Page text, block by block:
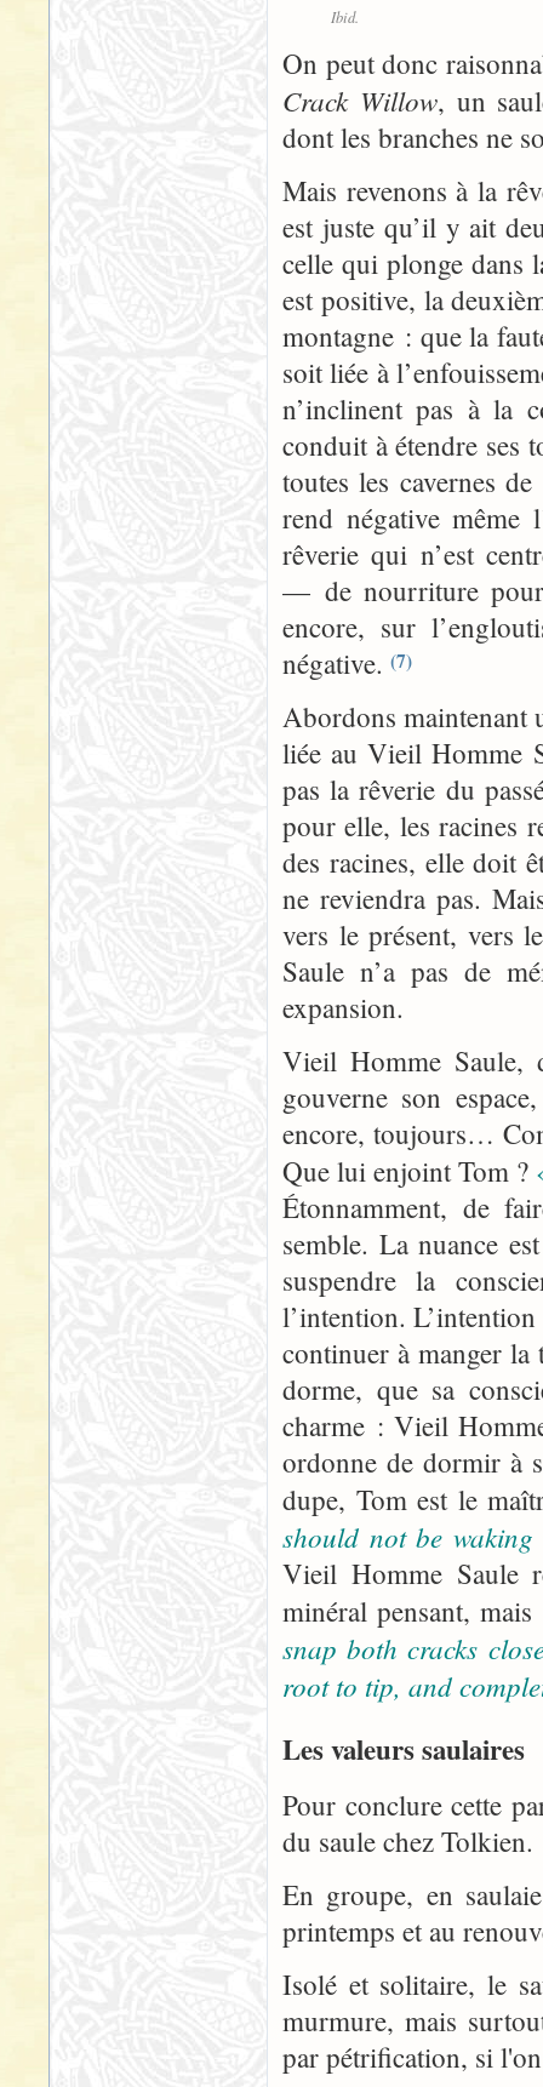
Ibid.
On peut donc
Crack Willow, un
dont les branches ne
Mais revenons à la
est juste qu’il y ait
celle qui plonge dans
est positive, la
montagne : que la
soit liée à
n’inclinent pas à la
conduit à étendre ses
toutes les cavernes
rend négative même
rêverie qui n’est
— de nourriture
encore, sur
négative. (7)
Abordons maintenant
liée au Vieil Homme
pas la rêverie du
pour elle, les racines
des racines, elle doit
ne reviendra pas.
vers le présent, vers
Saule n’a pas de
expansion.
Vieil Homme Saule,
gouverne son
encore, toujours…
Que lui enjoint Tom ?
Étonnamment, de
semble. La nuance
suspendre la
l’intention.
continuer à manger
dorme, que sa
charme : Vieil
ordonne de dormir à
dupe, Tom est le
should not be waking
Vieil Homme Saule
minéral pensant,
snap both cracks
root to tip, and
Les valeurs saulaires
Pour conclure cette
du saule chez Tolkien.
En groupe, en
printemps et au
Isolé et solitaire, le
murmure, mais
par pétrification, si